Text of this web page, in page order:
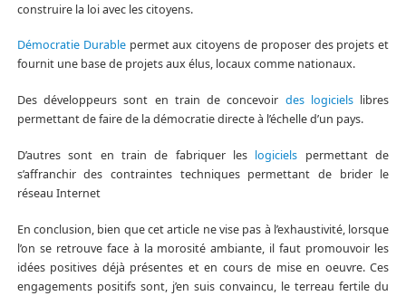
construire la loi avec les citoyens.
Démocratie Durablepermet aux citoyens de proposer des projets et
fournit une base de projets aux élus, locaux comme nationaux.
Des développeurs sont en train de concevoir des logicielslibres
permettant de faire de la démocratie directe à l’échelle d’un pays.
D’autres sont en train de fabriquer les logiciels permettant de
s’affranchir des contraintes techniques permettant de brider le
réseau Internet
En conclusion, bien que cet article ne vise pas à l’exhaustivité, lorsque
l’on se retrouve face à la morosité ambiante, il faut promouvoir les
idées positives déjà présentes et en cours de mise en oeuvre. Ces
engagements positifs sont, j’en suis convaincu, le terreau fertile du